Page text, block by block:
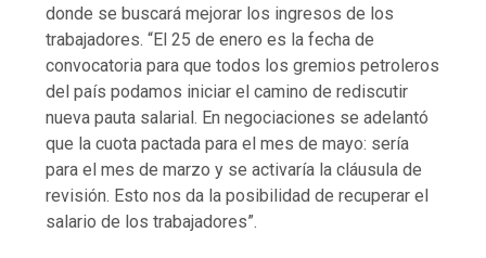
donde se buscará mejorar los ingresos de los
trabajadores. “El 25 de enero es la fecha de
convocatoria para que todos los gremios petroleros
del país podamos iniciar el camino de rediscutir
nueva pauta salarial. En negociaciones se adelantó
que la cuota pactada para el mes de mayo: sería
para el mes de marzo y se activaría la cláusula de
revisión. Esto nos da la posibilidad de recuperar el
salario de los trabajadores”.